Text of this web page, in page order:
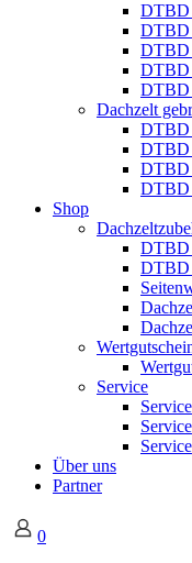
DTBD
DTBD
DTBD
DTBD
DTBD
Dachzelt
DTBD
DTBD
DTBD
DTBD
Shop
DTBD
DTBD
Service
Über uns
Partner
0